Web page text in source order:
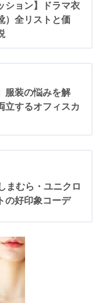
ション】ドラマ衣
）全リストと価
服装の悩みを解
立するオフィスカ
まむら・ユニクロ
の好印象コーデ